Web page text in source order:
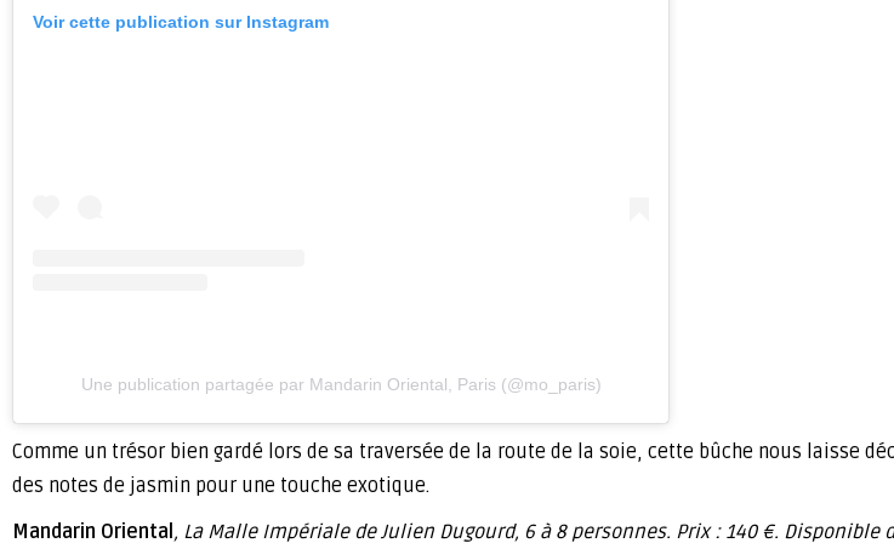
Voir cette publication sur Instagram
Une publication partagée par Mandarin Oriental, Paris (@mo_paris)
Comme un trésor bien gardé lors de sa traversée de la route de la soie, cette bûche nous laisse
des notes de jasmin pour une touche exotique.
Mandarin Oriental , La Malle Impériale de Julien Dugourd, 6 à 8 personnes. Prix : 140 €. Disponible